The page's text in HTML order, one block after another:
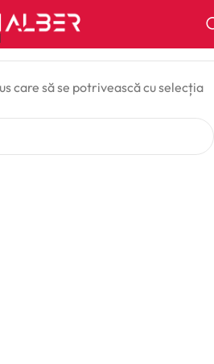
care să se potrivească cu selecția